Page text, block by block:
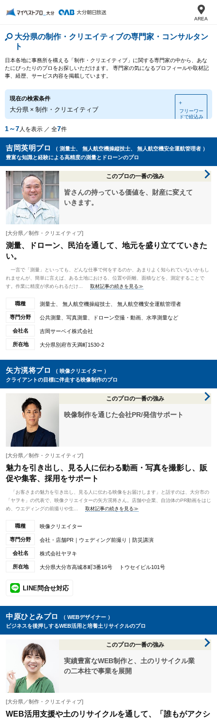
AREA
大分県の制作・クリエイティブの専門家・コンサルタン
ト
日本各地に事務所を構える「制作・クリエイティブ」に関する専門家の中から、あな
たにぴったりのプロをお探しいただけます。 専門家の気になるプロフィールや取材記
事、経歴、サービス内容を掲載しています。
現在の検索条件
大分県 × 制作・クリエイティブ
＋
フリーワー
ドで絞込み
1～7人を表示 ／ 全7件
吉岡英明プロ
（ 測量士、 無人航空機操縦技士、 無人航空機安全運航管理者 ）
豊富な知識と経験による高精度の測量とドローンのプロ
このプロの一番の強み
皆さんの持っている価値を、財産に変えて
いきます。
[大分県／制作・クリエイティブ]
測量、ドローン、民泊を通して、地元を盛り立てていきた
い。
一言で「測量」といっても、どんな仕事で何をするのか、あまりよく知られていないかもし
れませんが、簡単に言えば、ある土地における、位置や距離、面積などを、測定することで
す。作業に精度が求められるだけ...
取材記事の続きを見る≫
職種 測量士、 無人航空機操縦技士、 無人航空機安全運航管理者
専門分野 公共測量、写真測量、ドローン空撮・動画、水準測量など
会社名 吉岡サーベイ株式会社
所在地 大分県別府市天満町1530-2
矢方滉将プロ
（ 映像クリエイター ）
クライアントの目標に伴走する映像制作のプロ
このプロの一番の強み
映像制作を通じた会社PR/発信サポート
[大分県／制作・クリエイティブ]
魅力を引き出し、見る人に伝わる動画・写真を撮影し、販
促や集客、採用をサポート
「お客さまの魅力を引き出し、見る人に伝わる映像をお届けします」と話すのは、大分市の
「ヤヲキ」の代表で、映像クリエイターの矢方滉将さん。店舗や企業、自治体のPR動画をはじ
め、ウエディングの前撮りや生...
取材記事の続きを見る≫
職種 映像クリエイター
専門分野 会社・店舗PR｜ウェディング前撮り｜防災講演
会社名 株式会社ヤヲキ
所在地 大分県大分市高城本町3番16号 トウセイビル101号
LINE問合せ対応
中原ひとみプロ
（ WEBデザイナー ）
ビジネスを後押しするWEB活用と培養土リサイクルのプロ
このプロの一番の強み
実績豊富なWEB制作と、土のリサイクル業
の二本柱で事業を展開
[大分県／制作・クリエイティブ]
WEB活用支援や土のリサイクルを通して、「誰もがアクシ